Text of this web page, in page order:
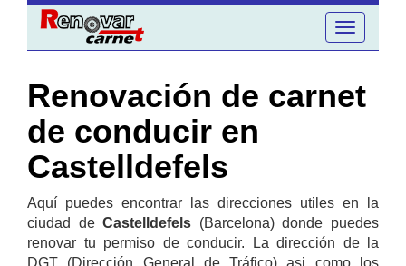
Toggle
navigation
Renovación de carnet
de conducir en
Castelldefels
Aquí puedes encontrar las direcciones utiles en la
ciudad deCastelldefels (Barcelona) donde puedes
renovar tu permiso de conducir. La dirección de la
DGT (Dirección General de Tráfico) asi como los